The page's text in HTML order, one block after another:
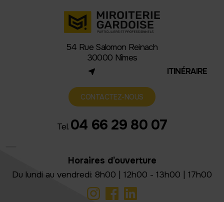
54 Rue Salomon Reinach
30000 Nîmes
ITINÉRAIRE
CONTACTEZ-NOUS
Tel. 04 66 29 80 07
Horaires d’ouverture
Du lundi au vendredi: 8h00 | 12h00 - 13h00 | 17h00